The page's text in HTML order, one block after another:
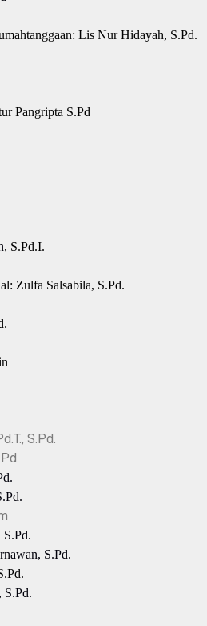
Lis Nur Hidayah, S.Pd.
Pangripta S.Pd
, S.Pd.I.
Zulfa Salsabila, S.Pd.
S.Pd.
S.Pd.
S.Pd.